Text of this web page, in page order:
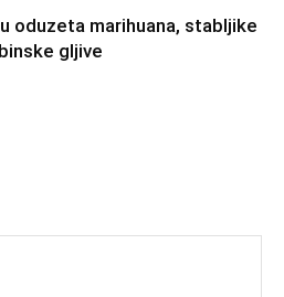
oduzeta marihuana, stabljike
gljive